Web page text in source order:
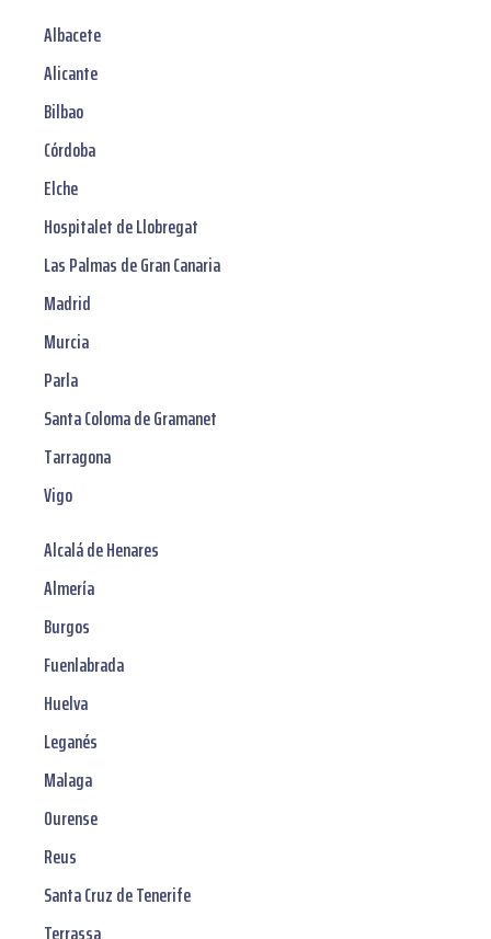
Albacete
Alicante
Bilbao
Córdoba
Elche
Hospitalet de Llobregat
Las Palmas de Gran Canaria
Madrid
Murcia
Parla
Santa Coloma de Gramanet
Tarragona
Vigo
Alcalá de Henares
Almería
Burgos
Fuenlabrada
Huelva
Leganés
Malaga
Ourense
Reus
Santa Cruz de Tenerife